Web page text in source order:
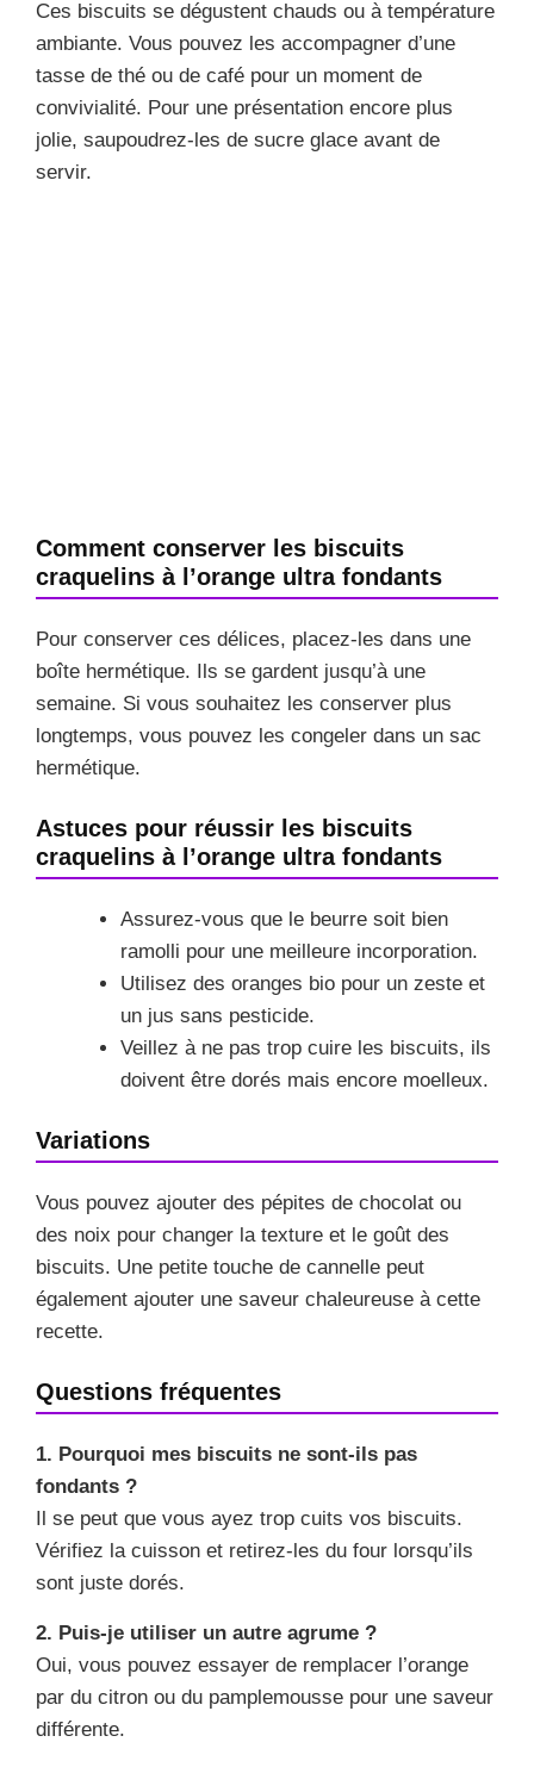
Ces biscuits se dégustent chauds ou à température
ambiante. Vous pouvez les accompagner d’une
tasse de thé ou de café pour un moment de
convivialité. Pour une présentation encore plus
jolie, saupoudrez-les de sucre glace avant de
servir.
Comment conserver les biscuits
craquelins à l’orange ultra fondants
Pour conserver ces délices, placez-les dans une
boîte hermétique. Ils se gardent jusqu’à une
semaine. Si vous souhaitez les conserver plus
longtemps, vous pouvez les congeler dans un sac
hermétique.
Astuces pour réussir les biscuits
craquelins à l’orange ultra fondants
Assurez-vous que le beurre soit bien
ramolli pour une meilleure incorporation.
Utilisez des oranges bio pour un zeste et
un jus sans pesticide.
Veillez à ne pas trop cuire les biscuits, ils
doivent être dorés mais encore moelleux.
Variations
Vous pouvez ajouter des pépites de chocolat ou
des noix pour changer la texture et le goût des
biscuits. Une petite touche de cannelle peut
également ajouter une saveur chaleureuse à cette
recette.
Questions fréquentes
1. Pourquoi mes biscuits ne sont-ils pas
fondants ?
Il se peut que vous ayez trop cuits vos biscuits.
Vérifiez la cuisson et retirez-les du four lorsqu’ils
sont juste dorés.
2. Puis-je utiliser un autre agrume ?
Oui, vous pouvez essayer de remplacer l’orange
par du citron ou du pamplemousse pour une saveur
différente.